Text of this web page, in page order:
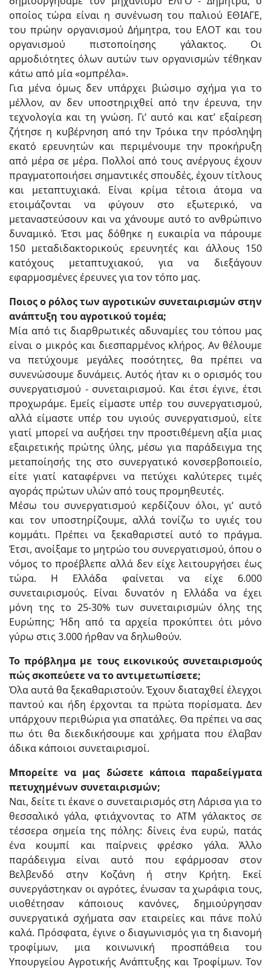
οποίος τώρα είναι η συνένωση του παλιού ΕΘΙΑΓΕ,
του πρώην οργανισμού Δήμητρα, του ΕΛΟΤ και του
οργανισμού πιστοποίησης γάλακτος. Οι
αρμοδιότητες όλων αυτών των οργανισμών τέθηκαν
κάτω από μία «ομπρέλα».
Για μένα όμως δεν υπάρχει βιώσιμο σχήμα για το
μέλλον, αν δεν υποστηριχθεί από την έρευνα, την
τεχνολογία και τη γνώση. Γι’ αυτό και κατ’ εξαίρεση
ζήτησε η κυβέρνηση από την Τρόικα την πρόσληψη
εκατό ερευνητών και περιμένουμε την προκήρυξη
από μέρα σε μέρα. Πολλοί από τους ανέργους έχουν
πραγματοποιήσει σημαντικές σπουδές, έχουν τίτλους
και μεταπτυχιακά. Είναι κρίμα τέτοια άτομα να
ετοιμάζονται να φύγουν στο εξωτερικό, να
μεταναστεύσουν και να χάνουμε αυτό το ανθρώπινο
δυναμικό. Έτσι μας δόθηκε η ευκαιρία να πάρουμε
150 μεταδιδακτορικούς ερευνητές και άλλους 150
κατόχους μεταπτυχιακού, για να διεξάγουν
εφαρμοσμένες έρευνες για τον τόπο μας.
Ποιος ο ρόλος των αγροτικών συνεταιρισμών στην
ανάπτυξη του αγροτικού τομέα;
Μία από τις διαρθρωτικές αδυναμίες του τόπου μας
είναι ο μικρός και διεσπαρμένος κλήρος. Αν θέλουμε
να πετύχουμε μεγάλες ποσότητες, θα πρέπει να
συνενώσουμε δυνάμεις. Αυτός ήταν κι ο ορισμός του
συνεργατισμού - συνεταιρισμού. Και έτσι έγινε, έτσι
προχωράμε. Εμείς είμαστε υπέρ του συνεργατισμού,
αλλά είμαστε υπέρ του υγιούς συνεργατισμού, είτε
γιατί μπορεί να αυξήσει την προστιθέμενη αξία μιας
εξαιρετικής πρώτης ύλης, μέσω για παράδειγμα της
μεταποίησής της στο συνεργατικό κονσερβοποιείο,
είτε γιατί καταφέρνει να πετύχει καλύτερες τιμές
αγοράς πρώτων υλών από τους προμηθευτές.
Μέσω του συνεργατισμού κερδίζουν όλοι, γι’ αυτό
και τον υποστηρίζουμε, αλλά τονίζω το υγιές του
κομμάτι. Πρέπει να ξεκαθαριστεί αυτό το πράγμα.
Έτσι, ανοίξαμε το μητρώο του συνεργατισμού, όπου ο
νόμος το προέβλεπε αλλά δεν είχε λειτουργήσει έως
τώρα. Η Ελλάδα φαίνεται να είχε 6.000
συνεταιρισμούς. Είναι δυνατόν η Ελλάδα να έχει
μόνη της το 25-30% των συνεταιρισμών όλης της
Ευρώπης; Ήδη από τα αρχεία προκύπτει ότι μόνο
γύρω στις 3.000 ήρθαν να δηλωθούν.
Το πρόβλημα με τους εικονικούς συνεταιρισμούς
πώς σκοπεύετε να το αντιμετωπίσετε;
Όλα αυτά θα ξεκαθαριστούν. Έχουν διαταχθεί έλεγχοι
παντού και ήδη έρχονται τα πρώτα πορίσματα. Δεν
υπάρχουν περιθώρια για σπατάλες. Θα πρέπει να σας
πω ότι θα διεκδικήσουμε και χρήματα που έλαβαν
άδικα κάποιοι συνεταιρισμοί.
Μπορείτε να μας δώσετε κάποια παραδείγματα
πετυχημένων συνεταιρισμών;
Ναι, δείτε τι έκανε ο συνεταιρισμός στη Λάρισα για το
θεσσαλικό γάλα, φτιάχνοντας το ΑΤΜ γάλακτος σε
τέσσερα σημεία της πόλης: δίνεις ένα ευρώ, πατάς
ένα κουμπί και παίρνεις φρέσκο γάλα. Άλλο
παράδειγμα είναι αυτό που εφάρμοσαν στον
Βελβενδό στην Κοζάνη ή στην Κρήτη. Εκεί
συνεργάστηκαν οι αγρότες, ένωσαν τα χωράφια τους,
υιοθέτησαν κάποιους κανόνες, δημιούργησαν
συνεργατικά σχήματα σαν εταιρείες και πάνε πολύ
καλά. Πρόσφατα, έγινε ο διαγωνισμός για τη διανομή
τροφίμων, μια κοινωνική προσπάθεια του
Υπουργείου Αγροτικής Ανάπτυξης και Τροφίμων. Τον